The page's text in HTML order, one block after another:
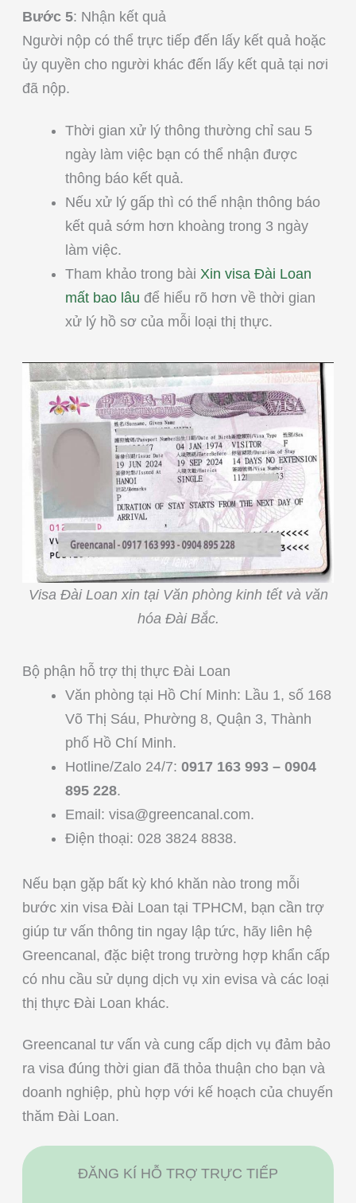
Bước 5: Nhận kết quả
Người nộp có thể trực tiếp đến lấy kết quả hoặc
ủy quyền cho người khác đến lấy kết quả tại nơi
đã nộp.
Thời gian xử lý thông thường chỉ sau 5
ngày làm việc bạn có thể nhận được
thông báo kết quả.
Nếu xử lý gấp thì có thể nhận thông báo
kết quả sớm hơn khoàng trong 3 ngày
làm việc.
Tham khảo trong bài Xin visa Đài Loan
mất bao lâu để hiểu rõ hơn về thời gian
xử lý hồ sơ của mỗi loại thị thực.
Visa Đài Loan xin tại Văn phòng kinh tết và văn
hóa Đài Bắc.
Bộ phận hỗ trợ thị thực Đài Loan
Văn phòng tại Hồ Chí Minh: Lầu 1, số 168
Võ Thị Sáu, Phường 8, Quận 3, Thành
phố Hồ Chí Minh.
Hotline/Zalo 24/7: 0917 163 993 – 0904
895 228.
Email: visa@greencanal.com.
Điện thoại: 028 3824 8838.
Nếu bạn gặp bất kỳ khó khăn nào trong mỗi
bước xin visa Đài Loan tại TPHCM, bạn cần trợ
giúp tư vấn thông tin ngay lập tức, hãy liên hệ
Greencanal, đặc biệt trong trường hợp khẩn cấp
có nhu cầu sử dụng dịch vụ xin evisa và các loại
thị thực Đài Loan khác.
Greencanal tư vấn và cung cấp dịch vụ đảm bảo
ra visa đúng thời gian đã thỏa thuận cho bạn và
doanh nghiệp, phù hợp với kế hoạch của chuyến
thăm Đài Loan.
ĐĂNG KÍ HỖ TRỢ TRỰC TIẾP